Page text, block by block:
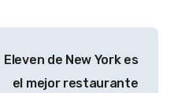
Eleven de New York es
el mejor restaurante